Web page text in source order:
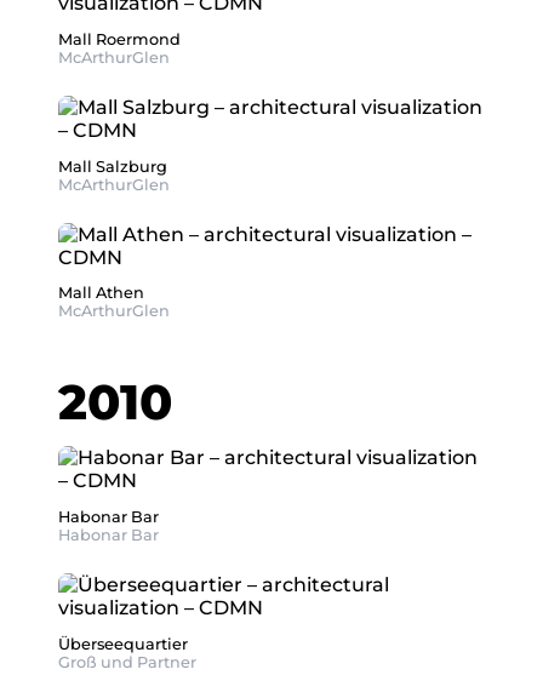
Mall Roermond
McArthurGlen
Mall Salzburg
McArthurGlen
Mall Athen
McArthurGlen
2010
Habonar Bar
Habonar Bar
Überseequartier
Groß und Partner